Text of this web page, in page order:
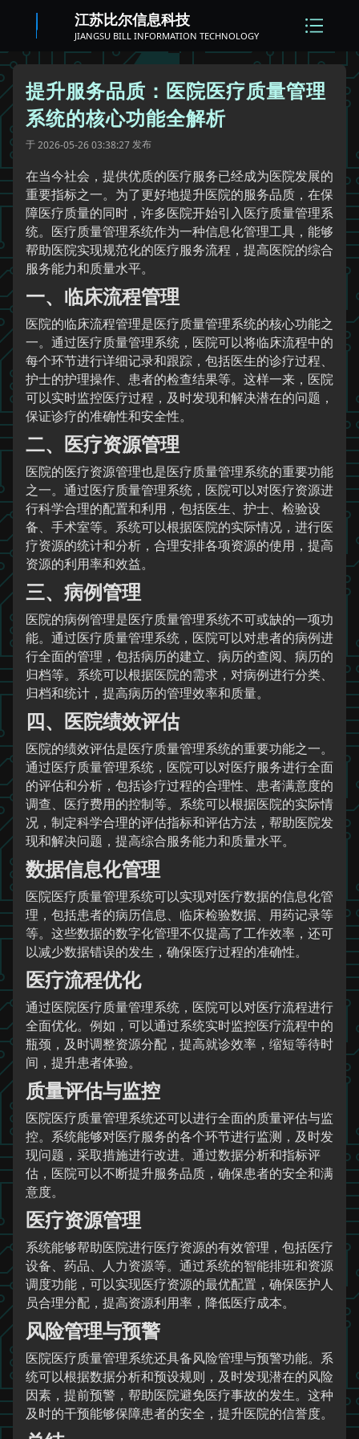
江苏比尔信息科技
JIANGSU BILL INFORMATION TECHNOLOGY
提升服务品质：医院医疗质量管理
系统的核心功能全解析
于2026-05-26 03:38:27发布
在当今社会，提供优质的医疗服务已经成为医院发展的
重要指标之一。为了更好地提升医院的服务品质，在保
障医疗质量的同时，许多医院开始引入医疗质量管理系
统。医疗质量管理系统作为一种信息化管理工具，能够
帮助医院实现规范化的医疗服务流程，提高医院的综合
服务能力和质量水平。
一、临床流程管理
医院的临床流程管理是医疗质量管理系统的核心功能之
一。通过医疗质量管理系统，医院可以将临床流程中的
每个环节进行详细记录和跟踪，包括医生的诊疗过程、
护士的护理操作、患者的检查结果等。这样一来，医院
可以实时监控医疗过程，及时发现和解决潜在的问题，
保证诊疗的准确性和安全性。
二、医疗资源管理
医院的医疗资源管理也是医疗质量管理系统的重要功能
之一。通过医疗质量管理系统，医院可以对医疗资源进
行科学合理的配置和利用，包括医生、护士、检验设
备、手术室等。系统可以根据医院的实际情况，进行医
疗资源的统计和分析，合理安排各项资源的使用，提高
资源的利用率和效益。
三、病例管理
医院的病例管理是医疗质量管理系统不可或缺的一项功
能。通过医疗质量管理系统，医院可以对患者的病例进
行全面的管理，包括病历的建立、病历的查阅、病历的
归档等。系统可以根据医院的需求，对病例进行分类、
归档和统计，提高病历的管理效率和质量。
四、医院绩效评估
医院的绩效评估是医疗质量管理系统的重要功能之一。
通过医疗质量管理系统，医院可以对医疗服务进行全面
的评估和分析，包括诊疗过程的合理性、患者满意度的
调查、医疗费用的控制等。系统可以根据医院的实际情
况，制定科学合理的评估指标和评估方法，帮助医院发
现和解决问题，提高综合服务能力和质量水平。
数据信息化管理
医院医疗质量管理系统可以实现对医疗数据的信息化管
理，包括患者的病历信息、临床检验数据、用药记录等
等。这些数据的数字化管理不仅提高了工作效率，还可
以减少数据错误的发生，确保医疗过程的准确性。
医疗流程优化
通过医院医疗质量管理系统，医院可以对医疗流程进行
全面优化。例如，可以通过系统实时监控医疗流程中的
瓶颈，及时调整资源分配，提高就诊效率，缩短等待时
间，提升患者体验。
质量评估与监控
医院医疗质量管理系统还可以进行全面的质量评估与监
控。系统能够对医疗服务的各个环节进行监测，及时发
现问题，采取措施进行改进。通过数据分析和指标评
估，医院可以不断提升服务品质，确保患者的安全和满
意度。
医疗资源管理
系统能够帮助医院进行医疗资源的有效管理，包括医疗
设备、药品、人力资源等。通过系统的智能排班和资源
调度功能，可以实现医疗资源的最优配置，确保医护人
员合理分配，提高资源利用率，降低医疗成本。
风险管理与预警
医院医疗质量管理系统还具备风险管理与预警功能。系
统可以根据数据分析和预设规则，及时发现潜在的风险
因素，提前预警，帮助医院避免医疗事故的发生。这种
及时的干预能够保障患者的安全，提升医院的信誉度。